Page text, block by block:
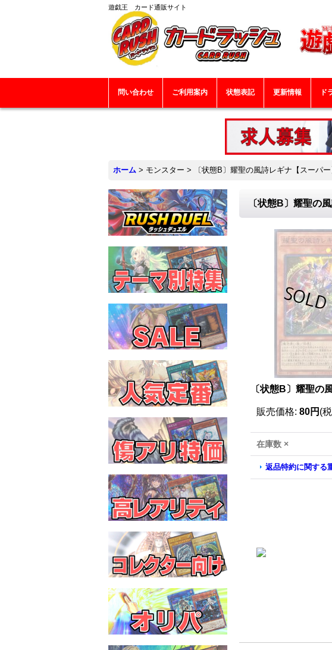
遊戯王 カード通販サイト
問い合わせ ご利用案内 状態表記 更新情報 ド
ホーム > モンスター > 〔状態B〕耀聖の風詩レギナ【スーパ
〔状態B〕耀聖の
〔状態B〕耀聖の
販売価格: 80円 (
在庫数 ×
返品特約に関する